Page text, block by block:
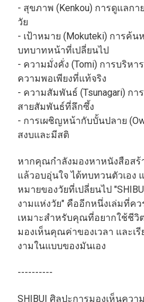
- สุขภาพ (Kenkou) การดูแลก
วัย
- เป้าหมาย (Mokuteki) การค้
บทบาทหน้าที่เปลี่ยนไป
- ความมั่งคั่ง (Tomi) การบริหา
ความพอเพียงที่แท้จริง
- ความสัมพันธ์ (Tsunagari) กา
สายสัมพันธ์ที่ลึกซึ้ง
- การเผชิญหน้ากับบั้นปลาย
สงบและมีสติ
หากคุณกำลังมองหาหนังสือสร้
แล้วอบอุ่นใจ ได้ทบทวนตัวเอง
หมายของวัยที่เปลี่ยนไป
งามแห่งวัย" คืออีกหนึ่งเล่มที่ค
เหมาะสำหรับคุณที่อยากใช้ชีวิ
มองเห็นคุณค่าของเวลา และเ
งามในแบบของมันเอง
----------
SHIBUI ศิลปะการมองเห็นควา